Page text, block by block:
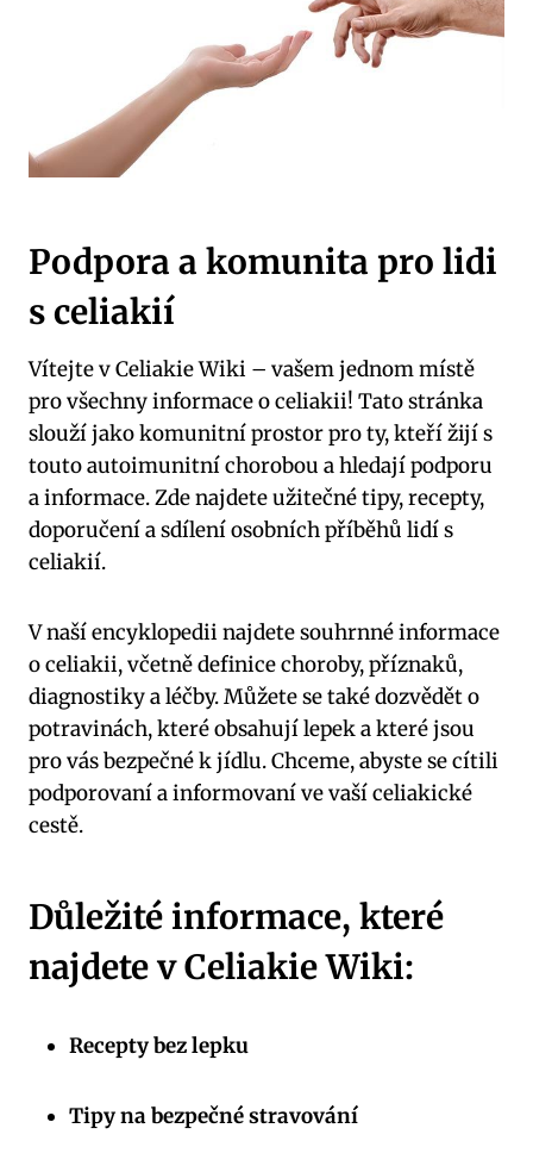
Podpora a komunita pro lidi
s celiakií
Vítejte v Celiakie Wiki – vašem jednom místě
pro všechny informace o celiakii! Tato stránka
slouží jako komunitní prostor pro ty, kteří žijí s
touto autoimunitní chorobou a hledají podporu
a informace. Zde najdete užitečné tipy, recepty,
doporučení a sdílení osobních příběhů lidí s
celiakií.
V naší encyklopedii najdete souhrnné informace
o celiakii, včetně definice choroby, příznaků,
diagnostiky a léčby. Můžete se také dozvědět o
potravinách, které obsahují lepek a které jsou
pro vás bezpečné k jídlu. Chceme, abyste se cítili
podporovaní a informovaní ve vaší celiakické
cestě.
Důležité informace, které
najdete v Celiakie Wiki:
Recepty bez lepku
Tipy na bezpečné stravování